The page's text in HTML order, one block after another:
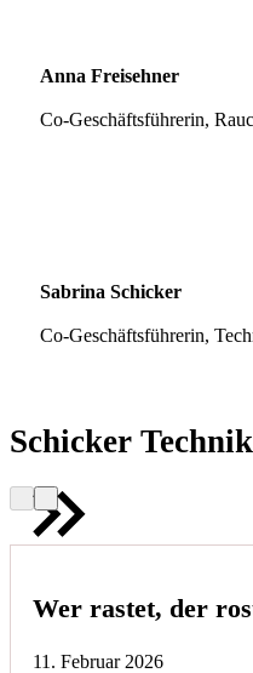
Anna Freisehner
Co-Geschäftsführerin,
Sabrina Schicker
Co-Geschäftsführerin,
Schicker
Wer rastet, der
11. Februar 2026